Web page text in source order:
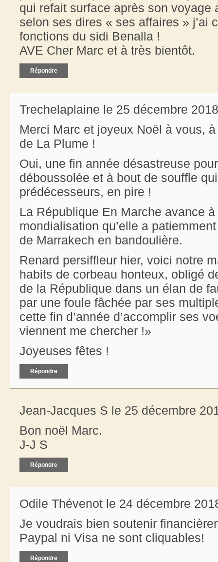
qui refait surface après son voyage
selon ses dires « ses affaires » j’ai
fonctions du sidi Benalla !
AVE Cher Marc et à très bientôt.
Répondre
Trechelaplaine le 25 décembre
Merci Marc et joyeux Noël à vous,
de La Plume !
Oui, une fin année désastreuse
déboussolée et à bout de souffle
prédécesseurs, en pire !
La République En Marche avance
mondialisation qu’elle a
de Marrakech en bandoulière.
Renard persiffleur hier, voici notre
habits de corbeau honteux, obligé
de la République dans un élan de
par une foule fâchée par ses
cette fin d’année d’accomplir ses
viennent me chercher !»
Joyeuses fêtes !
Répondre
Jean-Jacques S le 25 décembre
Bon noël Marc.
J-J S
Répondre
Odile Thévenot le 24 décembre
Je voudrais bien soutenir
Paypal ni Visa ne sont cliquables!
Répondre